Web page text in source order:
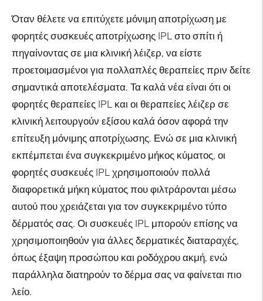
Όταν θέλετε να επιτύχετε μόνιμη αποτρίχωση με
φορητές συσκευές αποτρίχωσης IPL στο σπίτι ή
πηγαίνοντας σε μια κλινική λέιζερ, να είστε
προετοιμασμένοι για πολλαπλές θεραπείες πριν δείτε
σημαντικά αποτελέσματα. Τα καλά νέα είναι ότι οι
φορητές θεραπείες IPL και οι θεραπείες λέιζερ σε
κλινική λειτουργούν εξίσου καλά όσον αφορά την
επίτευξη μόνιμης αποτρίχωσης. Ενώ σε μια κλινική
εκπέμπεται ένα συγκεκριμένο μήκος κύματος, οι
φορητές συσκευές IPL χρησιμοποιούν πολλά
διαφορετικά μήκη κύματος που φιλτράρονται μέσω
αυτού που χρειάζεται για τον συγκεκριμένο τύπο
δέρματός σας. Οι συσκευές IPL μπορούν επίσης να
χρησιμοποιηθούν για άλλες δερματικές διαταραχές,
όπως έξαψη προσώπου και ροδόχρου ακμή, ενώ
παράλληλα διατηρούν το δέρμα σας να φαίνεται πιο
λείο.